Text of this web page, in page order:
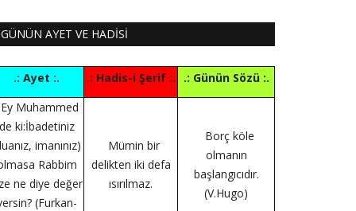
GÜNÜN AYET VE HADİSİ
.: Ayet :. .: Hadis-i Şerif :.
.: Günün Sözü :.
Ey Muhammed
ki:İbadetiniz
imanınız)
Rabbim
ne diye değer
(Furkan-
Mümin bir
delikten iki defa
ısırılmaz.
Borç köle
olmanın
başlangıcıdır.
(V.Hugo)